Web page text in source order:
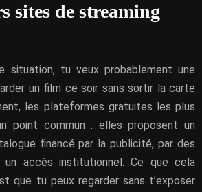
sites de streaming
tu veux probablement une
un film ce soir sans sortir la carte
les plateformes gratuites les plus
point commun : elles proposent un
financé par la publicité, par des
un accès institutionnel. Ce que cela
que tu peux regarder sans t’exposer